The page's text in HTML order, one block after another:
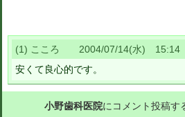
(1) こころ 2004/07/14(水) 15:14
安くて良心的です。
小野歯科医院にコメント投稿す